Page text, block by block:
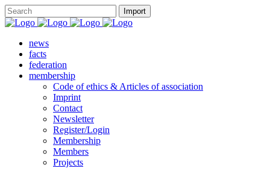
news
facts
federation
membership
Code of ethics & Articles of association
Imprint
Contact
Newsletter
Register/Login
Membership
Members
Projects